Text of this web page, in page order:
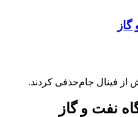
از فینال جام‌حذفی کردند.